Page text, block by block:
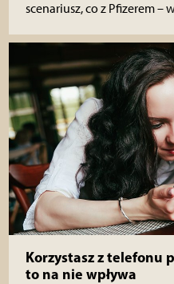
scenariusz, co z Pfizerem –
Korzystasz z telefonu
to na nie wpływa